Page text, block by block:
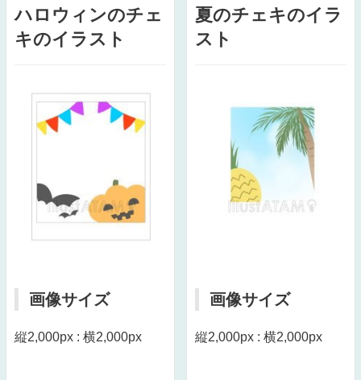
ハロウィンのチェ
キのイラスト
画像サイズ
縦2,000px : 横2,000px
夏のチェキのイラ
スト
画像サイズ
縦2,000px : 横2,000px